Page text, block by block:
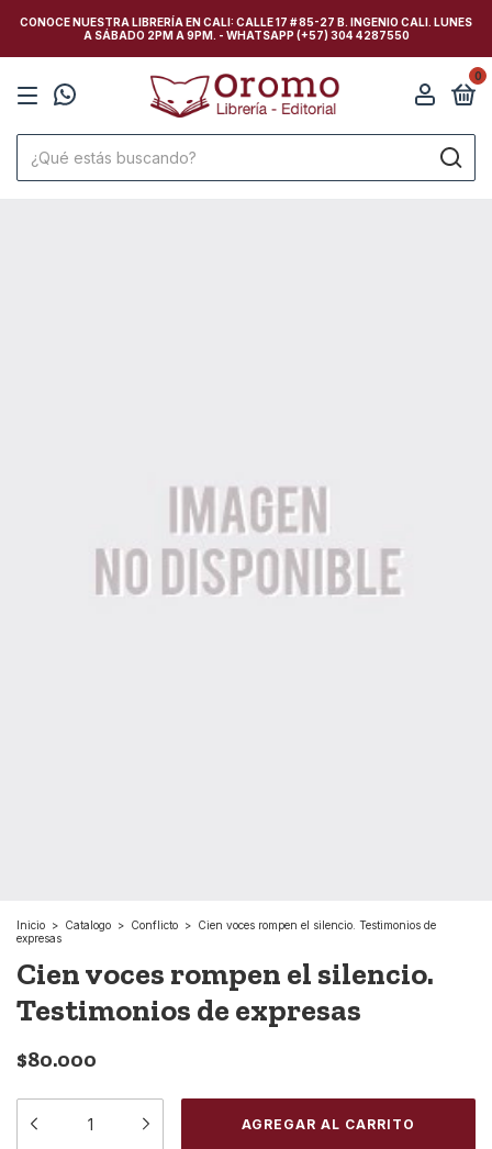
CONOCE NUESTRA LIBRERÍA EN CALI: CALLE 17 # 85-27 B. INGENIO CALI. LUNES
A SÁBADO 2PM A 9PM. - WHATSAPP (+57) 304 4287550
0
Inicio > Catalogo > Conflicto > Cien voces rompen el silencio. Testimonios de
expresas
Cien voces rompen el silencio.
Testimonios de expresas
$80.000